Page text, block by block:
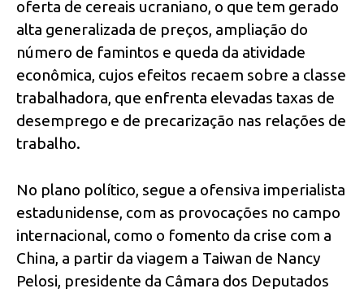
oferta de cereais ucraniano, o que tem gerado
alta generalizada de preços, ampliação do
número de famintos e queda da atividade
econômica, cujos efeitos recaem sobre a classe
trabalhadora, que enfrenta elevadas taxas de
desemprego e de precarização nas relações de
trabalho.
No plano político, segue a ofensiva imperialista
estadunidense, com as provocações no campo
internacional, como o fomento da crise com a
China, a partir da viagem a Taiwan de Nancy
Pelosi, presidente da Câmara dos Deputados